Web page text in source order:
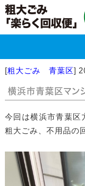
[粗大ごみ 青葉区]
横浜市青葉区マン
今回は横浜市青葉区
粗大ごみ、不用品の